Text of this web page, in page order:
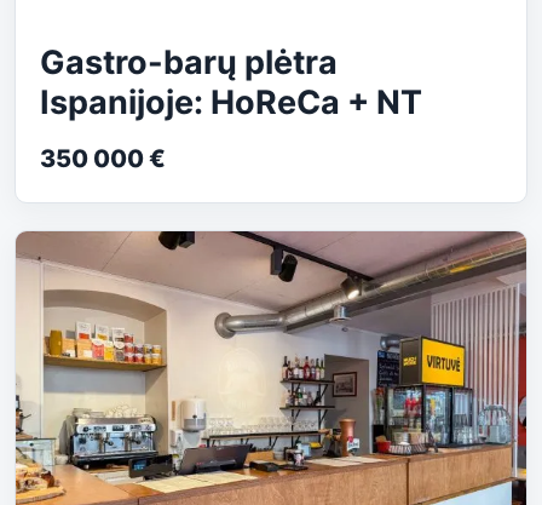
Gastro-barų plėtra
Ispanijoje: HoReCa + NT
350 000 €